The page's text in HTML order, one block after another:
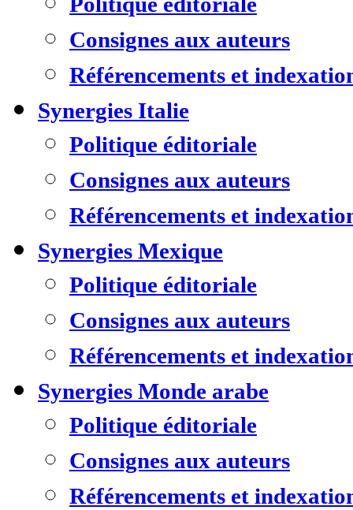
Consignes aux auteurs
Référencements et
Synergies Italie
Politique éditoriale
Consignes aux auteurs
Référencements et
Synergies Mexique
Politique éditoriale
Consignes aux auteurs
Référencements et
Synergies Monde arabe
Politique éditoriale
Consignes aux auteurs
Référencements et